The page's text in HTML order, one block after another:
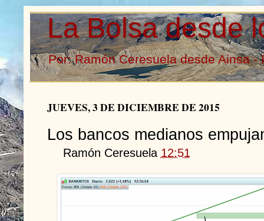
La Bolsa desde
Por: Ramón Ceresuela desde Ainsa -
JUEVES, 3 DE DICIEMBRE DE 2015
Los bancos medianos
Ramón Ceresuela 12:51